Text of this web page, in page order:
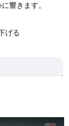
響きます。
げる